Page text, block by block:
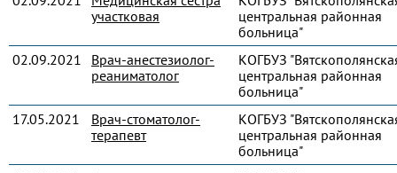
участковая
центральная районная
больница"
02.09.2021
Врач-анестезиолог-
реаниматолог
КОГБУЗ
центральная районная
больница"
17.05.2021
Врач-стоматолог-
терапевт
КОГБУЗ
центральная районная
больница"